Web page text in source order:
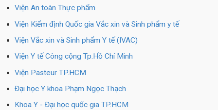
Viện An toàn Thực phẩm
Viện Kiểm định Quốc gia Vắc xin và Sinh phẩm y tế
Viện Vắc xin và Sinh phẩm Y tế (IVAC)
Viện Y tế Công cộng Tp.Hồ Chí Minh
Viện Pasteur TP.HCM
Đại học Y khoa Phạm Ngọc Thạch
Khoa Y - Đại học quốc gia TP.HCM